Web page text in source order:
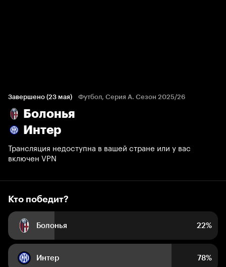
Завершено (23 мая) Футбол, Серия А. Сезон 2025/26
Болонья
Интер
Трансляция недоступна в вашей стране или у вас
включен VPN
22%
Кто победит?
Болонья 22%
Интер 78%